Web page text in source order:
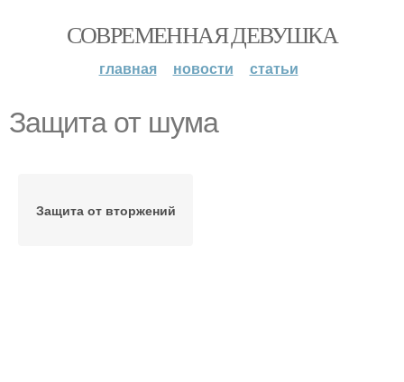
СОВРЕМЕННАЯ ДЕВУШКА
главная новости статьи
Защита от шума
Защита от вторжений